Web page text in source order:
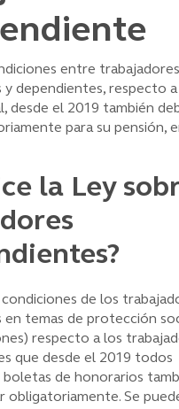
entre trabajadores
y dependientes, respecto a
desde el 2019 también
para su pensión,
la Ley
condiciones de los
en temas de protección
respecto a los
que desde el 2019 todos
boletas de honorarios
obligatoriamente. Se